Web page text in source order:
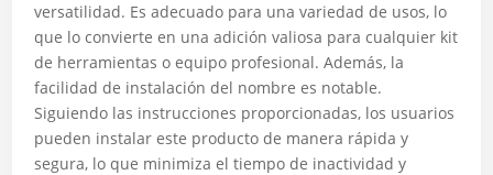
versatilidad. Es adecuado para una variedad de usos, lo
que lo convierte en una adición valiosa para cualquier kit
de herramientas o equipo profesional. Además, la
facilidad de instalación del nombre es notable.
Siguiendo las instrucciones proporcionadas, los usuarios
pueden instalar este producto de manera rápida y
segura, lo que minimiza el tiempo de inactividad y